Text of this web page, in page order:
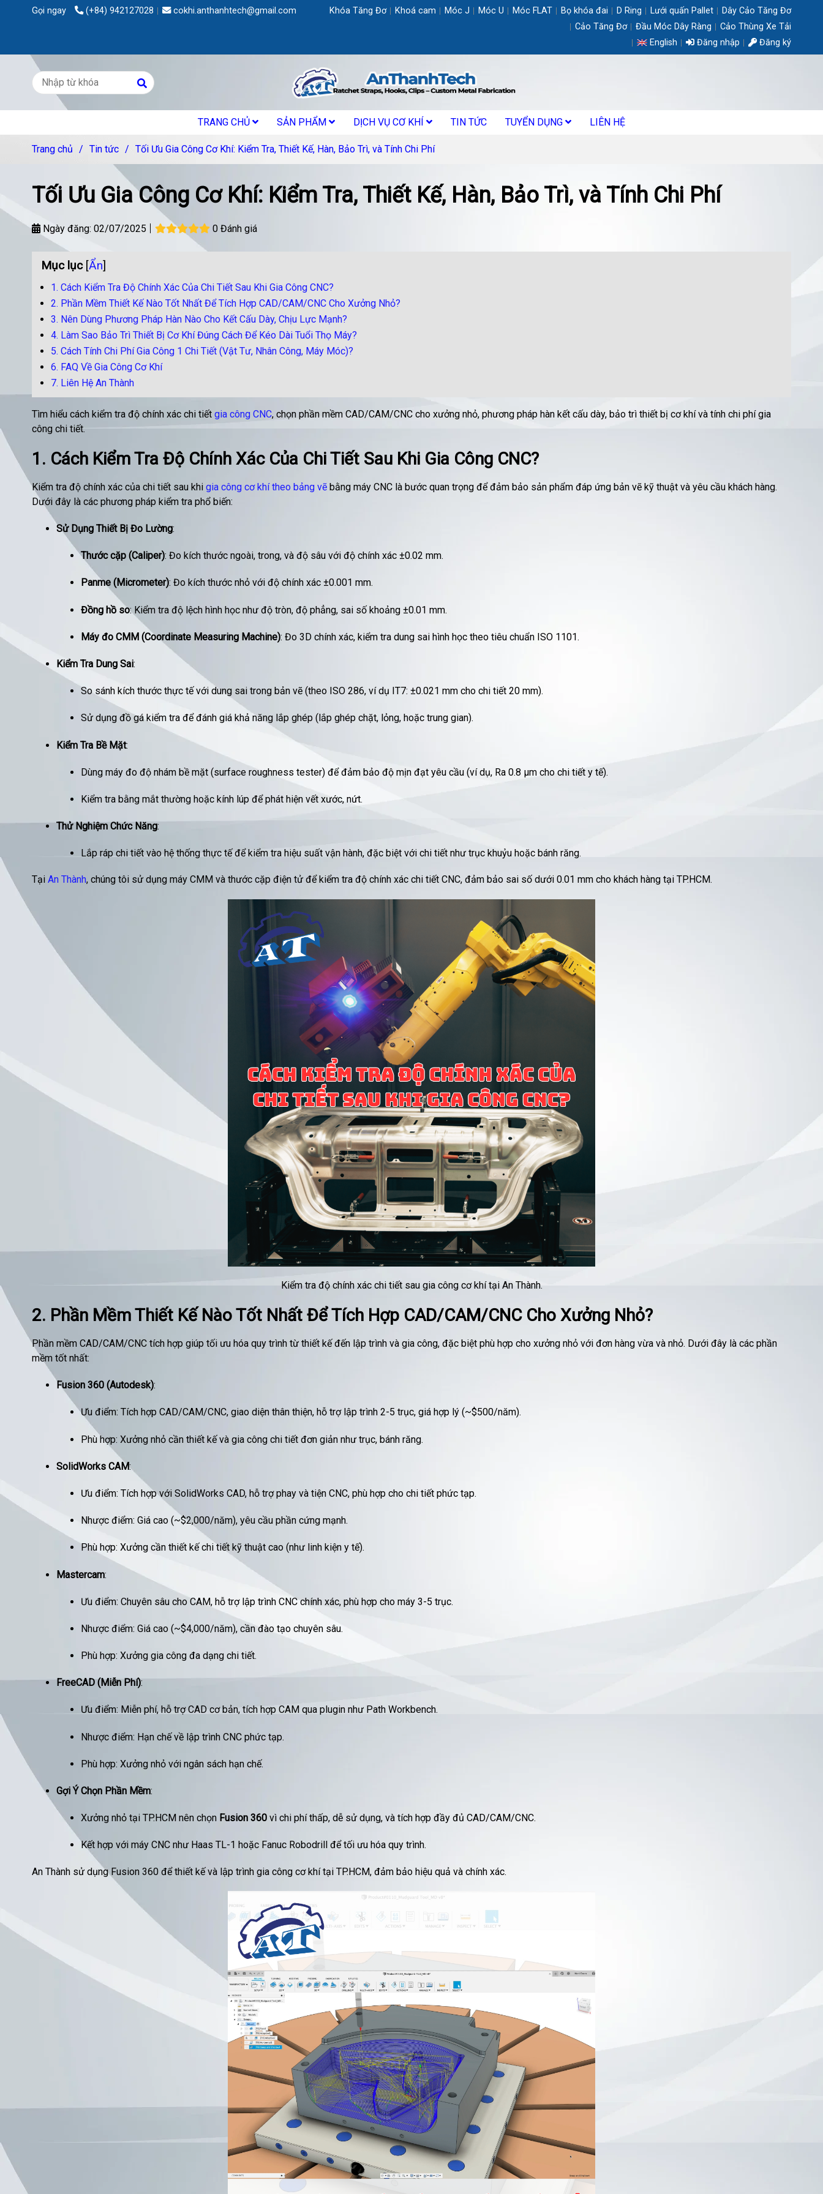
Gọi ngay (+84) 942127028 cokhi.anthanhtech@gmail.com Khóa Tăng Đơ Khoá cam Móc J Móc U Móc FLAT Bọ khóa đai D Ring Lưới quấn Pallet
Dây Cảo Tăng Đơ
Cảo Tăng Đơ
Đầu Móc Dây Ràng
Cảo Thùng Xe Tải
English
Đăng nhập Đăng ký
TRANG CHỦ SẢN PHẨM DỊCH VỤ CƠ KHÍ TIN TỨC TUYỂN DỤNG LIÊN HỆ
Trang chủ / Tin tức / Tối Ưu Gia Công Cơ Khí: Kiểm Tra, Thiết Kế, Hàn, Bảo Trì, và Tính Chi Phí
Tối Ưu Gia Công Cơ Khí: Kiểm Tra, Thiết Kế, Hàn, Bảo Trì, và Tính Chi Phí
Ngày đăng: 02/07/2025 0 Đánh giá
Mục lục [Ẩn]
1. Cách Kiểm Tra Độ Chính Xác Của Chi Tiết Sau Khi Gia Công CNC?
2. Phần Mềm Thiết Kế Nào Tốt Nhất Để Tích Hợp CAD/CAM/CNC Cho Xưởng Nhỏ?
3. Nên Dùng Phương Pháp Hàn Nào Cho Kết Cấu Dày, Chịu Lực Mạnh?
4. Làm Sao Bảo Trì Thiết Bị Cơ Khí Đúng Cách Để Kéo Dài Tuổi Thọ Máy?
5. Cách Tính Chi Phí Gia Công 1 Chi Tiết (Vật Tư, Nhân Công, Máy Móc)?
6. FAQ Về Gia Công Cơ Khí
7. Liên Hệ An Thành
Tìm hiểu cách kiểm tra độ chính xác chi tiết gia công CNC, chọn phần mềm CAD/CAM/CNC cho xưởng nhỏ, phương pháp hàn kết cấu dày, bảo trì thiết bị cơ khí và tính chi phí gia
công chi tiết.
1. Cách Kiểm Tra Độ Chính Xác Của Chi Tiết Sau Khi Gia Công CNC?
Kiểm tra độ chính xác của chi tiết sau khi gia công cơ khí theo bảng vẽ bằng máy CNC là bước quan trọng để đảm bảo sản phẩm đáp ứng bản vẽ kỹ thuật và yêu cầu khách hàng.
Dưới đây là các phương pháp kiểm tra phổ biến:
Sử Dụng Thiết Bị Đo Lường:
Thước cặp (Caliper): Đo kích thước ngoài, trong, và độ sâu với độ chính xác ±0.02 mm.
Panme (Micrometer): Đo kích thước nhỏ với độ chính xác ±0.001 mm.
Đồng hồ so: Kiểm tra độ lệch hình học như độ tròn, độ phẳng, sai số khoảng ±0.01 mm.
Máy đo CMM (Coordinate Measuring Machine): Đo 3D chính xác, kiểm tra dung sai hình học theo tiêu chuẩn ISO 1101.
Kiểm Tra Dung Sai:
So sánh kích thước thực tế với dung sai trong bản vẽ (theo ISO 286, ví dụ IT7: ±0.021 mm cho chi tiết 20 mm).
Sử dụng đồ gá kiểm tra để đánh giá khả năng lắp ghép (lắp ghép chặt, lỏng, hoặc trung gian).
Kiểm Tra Bề Mặt:
Dùng máy đo độ nhám bề mặt (surface roughness tester) để đảm bảo độ mịn đạt yêu cầu (ví dụ, Ra 0.8 µm cho chi tiết y tế).
Kiểm tra bằng mắt thường hoặc kính lúp để phát hiện vết xước, nứt.
Thử Nghiệm Chức Năng:
Lắp ráp chi tiết vào hệ thống thực tế để kiểm tra hiệu suất vận hành, đặc biệt với chi tiết như trục khuỷu hoặc bánh răng.
Tại An Thành, chúng tôi sử dụng máy CMM và thước cặp điện tử để kiểm tra độ chính xác chi tiết CNC, đảm bảo sai số dưới 0.01 mm cho khách hàng tại TP.HCM.
Kiểm tra độ chính xác chi tiết sau gia công cơ khí tại An Thành.
2. Phần Mềm Thiết Kế Nào Tốt Nhất Để Tích Hợp CAD/CAM/CNC Cho Xưởng Nhỏ?
Phần mềm CAD/CAM/CNC tích hợp giúp tối ưu hóa quy trình từ thiết kế đến lập trình và gia công, đặc biệt phù hợp cho xưởng nhỏ với đơn hàng vừa và nhỏ. Dưới đây là các phần
mềm tốt nhất:
Fusion 360 (Autodesk):
Ưu điểm: Tích hợp CAD/CAM/CNC, giao diện thân thiện, hỗ trợ lập trình 2-5 trục, giá hợp lý (~$500/năm).
Phù hợp: Xưởng nhỏ cần thiết kế và gia công chi tiết đơn giản như trục, bánh răng.
SolidWorks CAM:
Ưu điểm: Tích hợp với SolidWorks CAD, hỗ trợ phay và tiện CNC, phù hợp cho chi tiết phức tạp.
Nhược điểm: Giá cao (~$2,000/năm), yêu cầu phần cứng mạnh.
Phù hợp: Xưởng cần thiết kế chi tiết kỹ thuật cao (như linh kiện y tế).
Mastercam:
Ưu điểm: Chuyên sâu cho CAM, hỗ trợ lập trình CNC chính xác, phù hợp cho máy 3-5 trục.
Nhược điểm: Giá cao (~$4,000/năm), cần đào tạo chuyên sâu.
Phù hợp: Xưởng gia công đa dạng chi tiết.
FreeCAD (Miễn Phí):
Ưu điểm: Miễn phí, hỗ trợ CAD cơ bản, tích hợp CAM qua plugin như Path Workbench.
Nhược điểm: Hạn chế về lập trình CNC phức tạp.
Phù hợp: Xưởng nhỏ với ngân sách hạn chế.
Gợi Ý Chọn Phần Mềm:
Xưởng nhỏ tại TP.HCM nên chọn Fusion 360 vì chi phí thấp, dễ sử dụng, và tích hợp đầy đủ CAD/CAM/CNC.
Kết hợp với máy CNC như Haas TL-1 hoặc Fanuc Robodrill để tối ưu hóa quy trình.
An Thành sử dụng Fusion 360 để thiết kế và lập trình gia công cơ khí tại TP.HCM, đảm bảo hiệu quả và chính xác.